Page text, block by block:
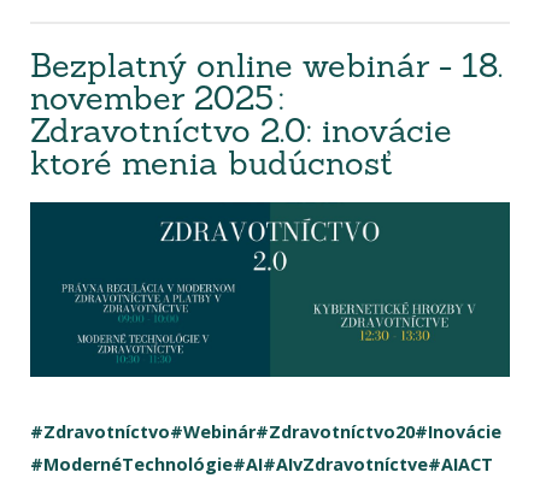
Bezplatný online webinár - 18.
november 2025 :
Zdravotníctvo 2.0: inovácie
ktoré menia budúcnosť
#Zdravotníctvo#Webinár#Zdravotníctvo20#Inovácie
#ModernéTechnológie#AI#AIvZdravotníctve#AIACT